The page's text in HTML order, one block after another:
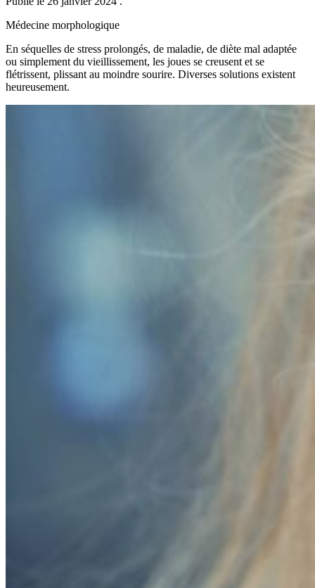
Médecine morphologique
En séquelles de stress prolongés, de maladie, de diète mal adaptée
ou simplement du vieillissement, les joues se creusent et se
flétrissent, plissant au moindre sourire. Diverses solutions existent
heureusement.